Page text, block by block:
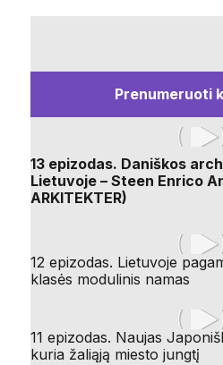
Prenumeruoti
13 epizodas. Daniškos
Lietuvoje – Steen Enrico
ARKITEKTER)
12 epizodas. Lietuvoje
klasės modulinis namas
11 epizodas. Naujas
kuria žaliąją miesto jungtį